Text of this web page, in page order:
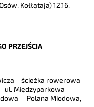
Kołłątaja) 12.16,
PRZEJŚCIA
– ścieżka rowerowa –
ul. Międzyparkowa –
– Polana Miodowa,